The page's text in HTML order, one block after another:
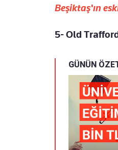
Beşiktaş'ın
5- Old
GÜNÜN